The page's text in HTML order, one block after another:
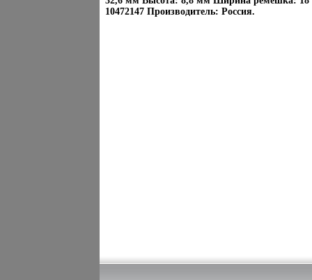
10472147 Производитель: Россия.